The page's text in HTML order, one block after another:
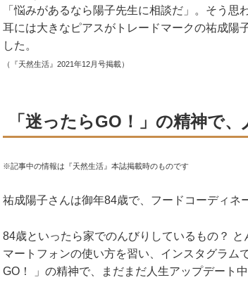
「悩みがあるなら陽子先生に相談だ」。そう思
耳には大きなピアスがトレードマークの祐成陽
した。
（『天然生活』2021年12月号掲載）
「迷ったらGO！」の精神で
※記事中の情報は『天然生活』本誌掲載時のものです
祐成陽子さんは御年84歳で、フードコーディネ
84歳といったら家でのんびりしているもの？
マートフォンの使い方を習い、インスタグラム
GO！ 」の精神で、まだまだ人生アップデート中